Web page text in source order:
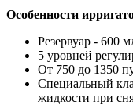
Особенности
Резервуар - 600
5 уровней
От 750 до 1350
Специальный
жидкости при